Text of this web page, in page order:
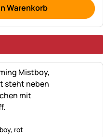
Warenkorb
rot